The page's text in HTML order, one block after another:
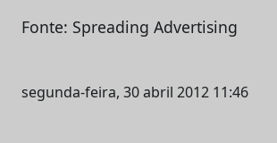
Fonte: Spreading Advertising
segunda-feira, 30 abril 2012 11:46